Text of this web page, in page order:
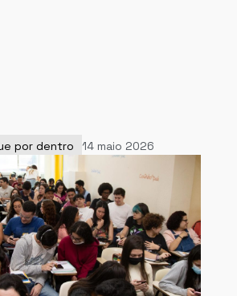
por dentro 14 maio 2026